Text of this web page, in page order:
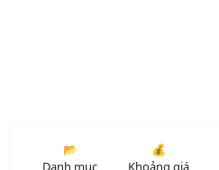
📂
Danh mục
💰
Khoảng giá